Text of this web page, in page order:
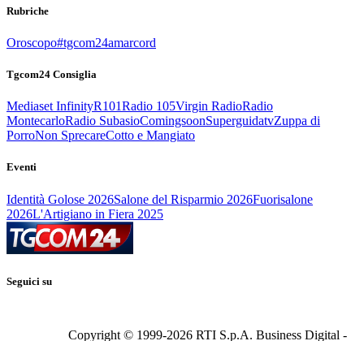
Rubriche
Oroscopo#tgcom24amarcord
Tgcom24 Consiglia
Mediaset InfinityR101Radio 105Virgin RadioRadio
MontecarloRadio SubasioComingsoonSuperguidatvZuppa di
PorroNon SprecareCotto e Mangiato
Eventi
Identità Golose 2026Salone del Risparmio 2026Fuorisalone
2026L'Artigiano in Fiera 2025
Seguici su
Copyright © 1999-2026 RTI S.p.A. Business Digital -